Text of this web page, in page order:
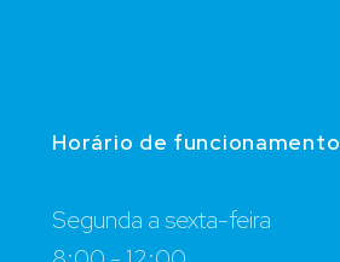
Horário de funcionamento
Segunda a sexta-feira